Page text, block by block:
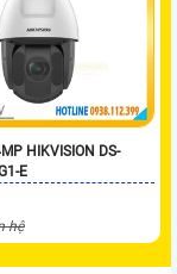
HIKVISION DS-
E
hệ